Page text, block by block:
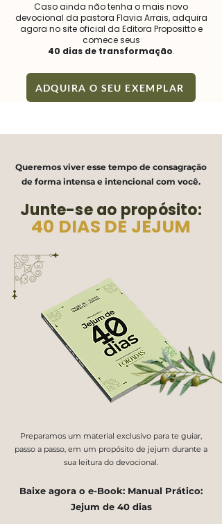
Caso ainda não tenha o mais novo
devocional da pastora Flavia Arrais, adquira
agora no site oficial da Editora Propositto e
comece seus
40 dias de transformação.
ADQUIRA O SEU EXEMPLAR
Queremos viver esse tempo de consagração
de forma intensa e intencional com você.
Junte-se ao propósito:
40 DIAS DE JEJUM
Preparamos um material exclusivo para te guiar,
passo a passo, em um propósito de jejum durante a
sua leitura do devocional.
Baixe agora o e-Book: Manual Prático:
Jejum de 40 dias